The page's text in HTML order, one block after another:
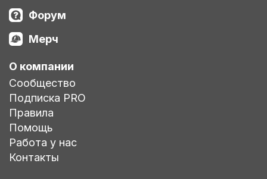
Форум
Мерч
О компании
Сообщество
Подписка PRO
Правила
Помощь
Работа у нас
Контакты